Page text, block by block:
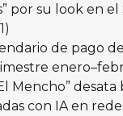
por su look en
de pago
Mencho”
con IA en